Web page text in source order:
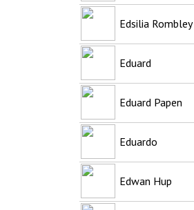
Edsilia Rombley
Eduard
Eduard Papen
Eduardo
Edwan Hup